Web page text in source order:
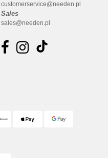
customerservice@needen.pl
Sales
sales@needen.pl